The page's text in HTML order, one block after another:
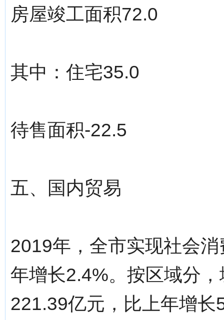
房屋竣工面积72.0
其中：住宅35.0
待售面积-22.5
五、国内贸易
2019年，全市实现社会
年增长2.4%。按区域分
221.39亿元，比上年增